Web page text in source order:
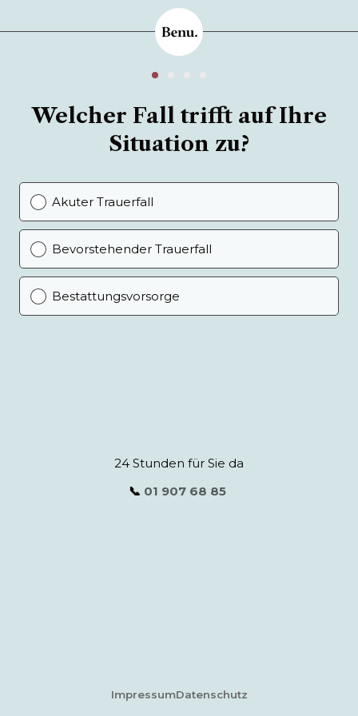
Welcher Fall trifft auf Ihre
Situation zu?
Akuter Trauerfall
Bevorstehender Trauerfall
Bestattungsvorsorge
24 Stunden für Sie da
📞 01 907 68 85
ImpressumDatenschutz